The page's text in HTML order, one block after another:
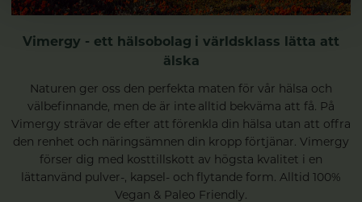
Vimergy - ett hälsobolag i världsklass lätta att
älska
Naturen ger oss den perfekta maten för vår hälsa och
välbefinnande, men de är inte alltid bekväma att få. På
Vimergy strävar de efter att förenkla din hälsa utan att offra
den renhet och näringsämnen din kropp förtjänar. Vimergy
förser dig med kosttillskott av högsta kvalitet i en
lättanvänd pulver-, kapsel- och flytande form. Alltid 100%
Vegan & Paleo Friendly.